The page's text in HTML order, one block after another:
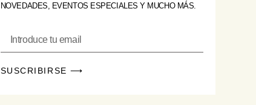
NOVEDADES, EVENTOS ESPECIALES Y MUCHO MÁS.
SUSCRIBIRSE ⟶